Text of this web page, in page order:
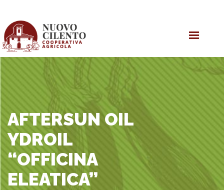
OLIVE OIL
COOPERATIVE
AFTERSUN OIL
YDROIL
“OFFICINA
ELEATICA”